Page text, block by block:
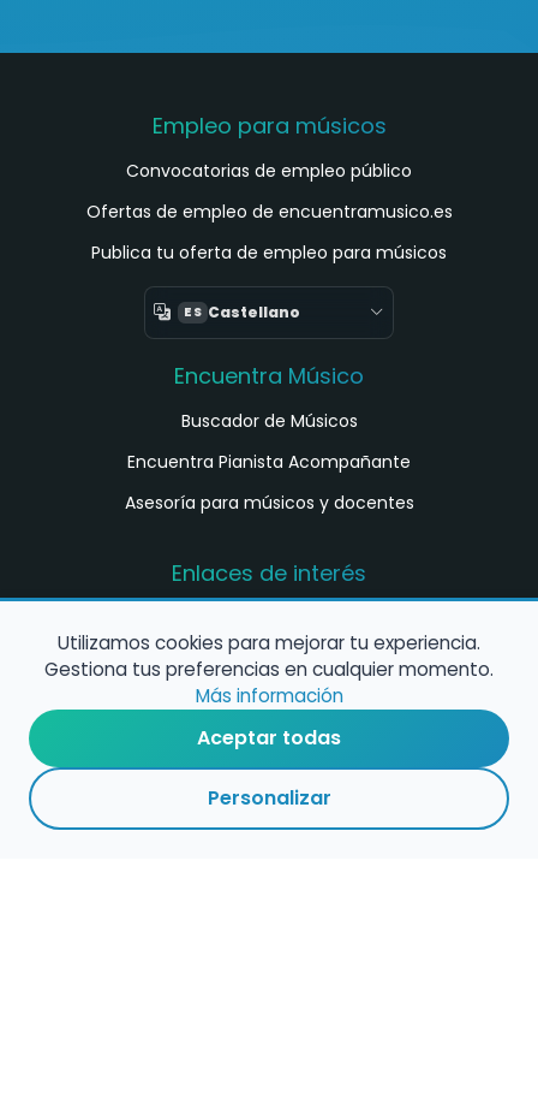
Empleo para músicos
Convocatorias de empleo público
Ofertas de empleo de encuentramusico.es
Publica tu oferta de empleo para músicos
ES Castellano
Encuentra Músico
Buscador de Músicos
Encuentra Pianista Acompañante
Asesoría para músicos y docentes
Enlaces de interés
música en España
Configura alertas de empleo
Contacta con nosotros
Utilizamos cookies para mejorar tu experiencia.
Gestiona tus preferencias en cualquier momento.
Más información
Aceptar todas
Personalizar